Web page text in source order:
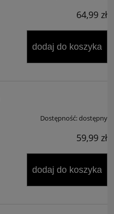
64,99 zł
dodaj do koszyka
Dostępność:dostępny
59,99 zł
dodaj do koszyka